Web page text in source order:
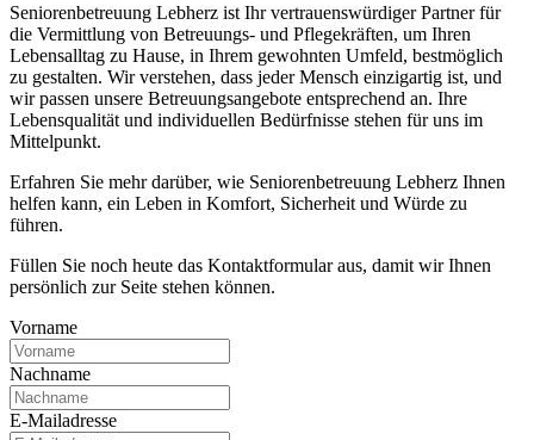
Seniorenbetreuung Lebherz ist Ihr vertrauenswürdiger Partner für
die Vermittlung von Betreuungs- und Pflegekräften, um Ihren
Lebensalltag zu Hause, in Ihrem gewohnten Umfeld, bestmöglich
zu gestalten. Wir verstehen, dass jeder Mensch einzigartig ist, und
wir passen unsere Betreuungsangebote entsprechend an. Ihre
Lebensqualität und individuellen Bedürfnisse stehen für uns im
Mittelpunkt.
Erfahren Sie mehr darüber, wie Seniorenbetreuung Lebherz Ihnen
helfen kann, ein Leben in Komfort, Sicherheit und Würde zu
führen.
Füllen Sie noch heute das Kontaktformular aus, damit wir Ihnen
persönlich zur Seite stehen können.
Vorname
Nachname
E-Mailadresse